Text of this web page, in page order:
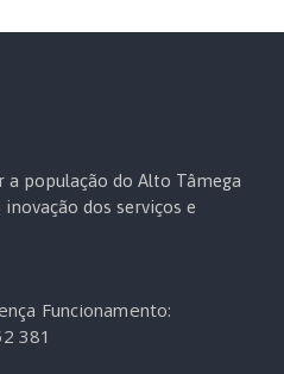
a população do Alto Tâmega
dos serviços e
Funcionamento:
381